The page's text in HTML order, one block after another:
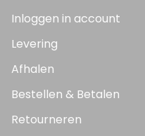
Inloggen in account
Levering
Afhalen
Bestellen & Betalen
Retourneren